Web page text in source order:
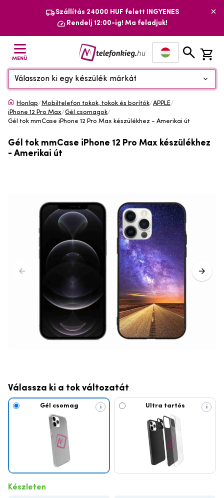
Szállítás 24000 HUF felett INGYENES
Rendelj 12:00-ig! Ma feladjuk!
MENÜ
Válasszon ki egy készülék márkát
Honlap/Mobiltelefon tokok, tokok és borítók/APPLE/
iPhone 12 Pro Max/Gél csomagok/
Gél tok mmCase iPhone 12 Pro Max készülékhez - Amerikai út
Gél tok mmCase iPhone 12 Pro Max készülékhez
- Amerikai út
Válassza ki a tok változatát
Gél csomag i Ultra tartós i
Készleten